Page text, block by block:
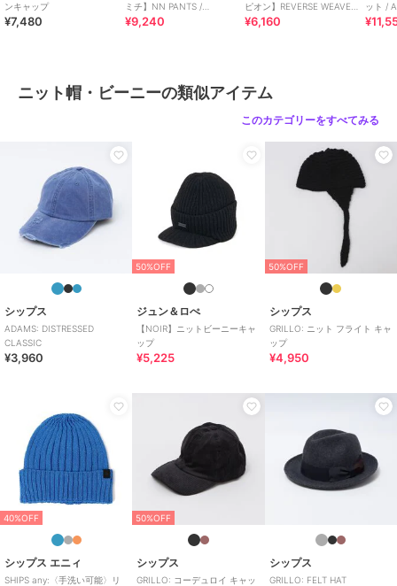
ンキャップ
¥7,480
ミチ】NN PANTS /
GARMENT DYE TIGHT
¥9,240
ピオン】REVERSE WEAVE
TEE
¥6,160
ット /
ニット帽・ビーニーの類似アイテム
このカテゴリーをすべてみる
シップス
ADAMS: DISTRESSED
CLASSIC
¥3,960
50%OFF
ジュン＆ロぺ
【NOIR】ニットビーニーキャ
ップ
¥5,225
50%OFF
シップス
GRILLO: ニット フライト キャ
ップ
¥4,950
40%OFF
シップス エニィ
SHIPS any:〈手洗い可能〉リ
50%OFF
シップス
GRILLO: コーデュロイ キャッ
シップス
GRILLO: FELT HAT